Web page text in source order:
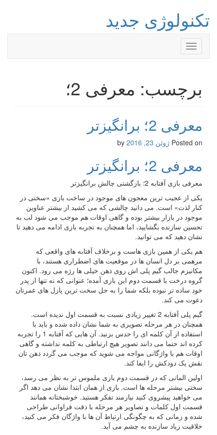
تکنولوژی جدید
Toggle
navigation
برچسب: معرفی 2؛
معرفی 2؛ برانگیزتر
Posted on ژوئن 23, 2016
معرفی 2؛ برانگیزتر
معرفی بازی آفتابه 2؛ بازگشتی چالش برانگیزتر
یکی از عجیب ترین معجون های موجود در ساخت بازی «سختی در
کنار لذت» است. می دانید چالشی که می کشید از بیشتر عناوین
موجود در بازار بیشتر بوده و گاهی اوقات هم موجب می شود لب به
تحسین سازنده بگشایید، اما همچنان به تجربه بازی ادامه می دهید تا
نشان دهید که می توانید.
هم یکی از همین بازی هاست و برخلاف آفتابه های واقعی که
مرهمی بر دل انسان ها در موقعیت های اضطراری هستند، با
مکانیزم جالب گیم پلی اش روی ذهن خیلی ها رژه می رود. اکنون
گروه درخت با قسمت دوم این بازی آمده؛ عنوانی که نه تنها از پدر
خود ساده تر نبوده بلکه شما را به حل سخت ترین پازل های عمرتان
دعوت می کند.
گیم پلی آفتابه 2 تغییر زیادی نسبت به قسمت اول ندیده است.
همچنان در هر مرحله تصویری به شما نشان داده شده و باید با
استفاده از آن کلمه ای را حدس بزنید. آن هایی که آفتابه 1 را تجربه
کرده اند حتما می دانند تصویر هیچ ارتباطی به کلمه نداشته و گاهی
اوقات هم با واژگانی مواجه می شوید که موجب می گردد ذهن تان
نقش یک دودکش را ایفا کند.
اولین المانی که در قسمت دوم بازی ملموس تر به نظر می رسد،
سختی بیشتر مرحله ها است. بازی از همان ابتدا نشان می دهد اگر
می خواهید پیشروی کنید نیازمند تفکر هستید. خوشبختانه همانند
قسمت اول کلمات و تصاویر هر مرحله با دقت فراوانی طراحی
شده و زمانی که به چگونگی ارتباط آن ها با واژگان فکر می کنید،
خلاقیت زیاد سازنده به چشم می آید.